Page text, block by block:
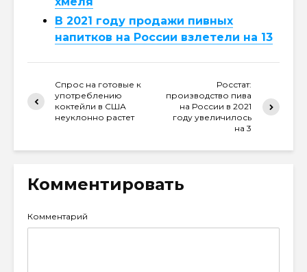
В 2021 году продажи пивных
напитков на России взлетели на 13
Спрос на готовые к
употреблению
коктейли в США
неуклонно растет
Росстат:
производство пива
на России в 2021
году увеличилось
на 3
Комментировать
Комментарий